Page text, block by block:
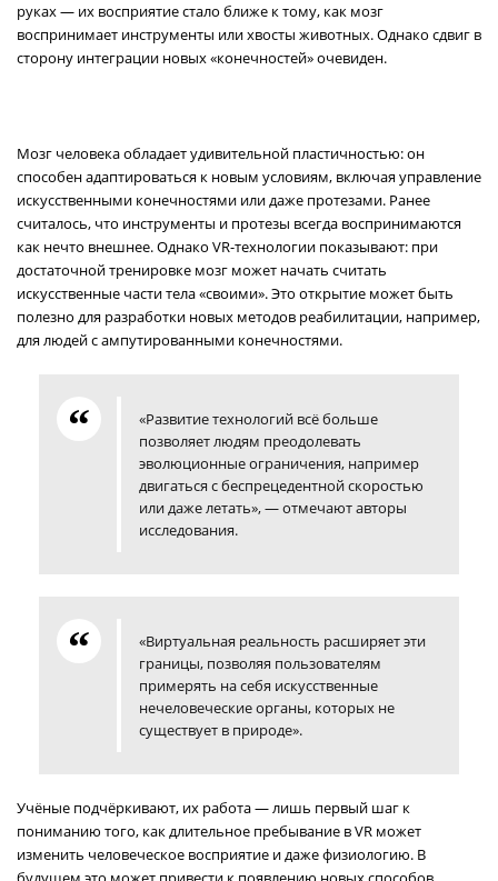
руках — их восприятие стало ближе к тому, как мозг
воспринимает инструменты или хвосты животных. Однако сдвиг в
сторону интеграции новых «конечностей» очевиден.
Мозг человека обладает удивительной пластичностью: он
способен адаптироваться к новым условиям, включая управление
искусственными конечностями или даже протезами. Ранее
считалось, что инструменты и протезы всегда воспринимаются
как нечто внешнее. Однако VR-технологии показывают: при
достаточной тренировке мозг может начать считать
искусственные части тела «своими». Это открытие может быть
полезно для разработки новых методов реабилитации, например,
для людей с ампутированными конечностями.
«Развитие технологий всё больше
позволяет людям преодолевать
эволюционные ограничения, например
двигаться с беспрецедентной скоростью
или даже летать», — отмечают авторы
исследования.
«Виртуальная реальность расширяет эти
границы, позволяя пользователям
примерять на себя искусственные
нечеловеческие органы, которых не
существует в природе».
Учёные подчёркивают, их работа — лишь первый шаг к
пониманию того, как длительное пребывание в VR может
изменить человеческое восприятие и даже физиологию. В